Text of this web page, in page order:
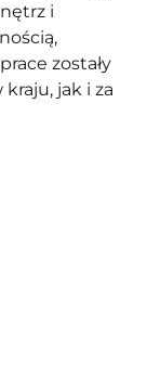
i
zostały
jak i za